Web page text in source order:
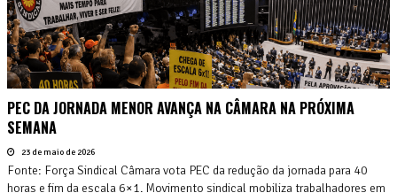
PEC DA JORNADA MENOR AVANÇA NA CÂMARA NA PRÓXIMA
SEMANA
23 de maio de 2026
Fonte: Força Sindical Câmara vota PEC da redução da jornada para 40
horas e fim da escala 6×1. Movimento sindical mobiliza trabalhadores em